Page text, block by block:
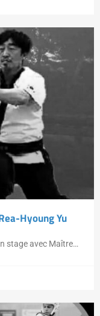
Hyoung Yu
stage avec Maître…